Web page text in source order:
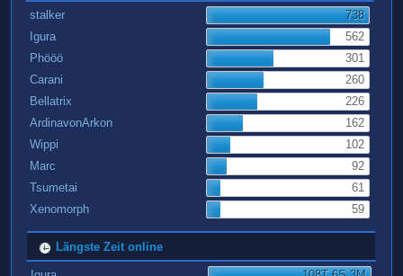
stalker
738
Igura
562
Phööö
301
Carani
260
Bellatrix
226
ArdinavonArkon
162
Wippi
102
Marc
92
Tsumetai
61
Xenomorph
59
Längste Zeit online